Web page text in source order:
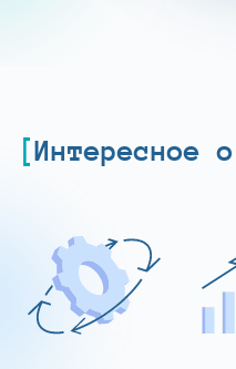
Интересное